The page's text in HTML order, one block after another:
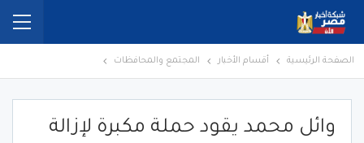
الصفحة الرئيسية أقسام الأخبار المجتمع والمحافظات
وائل محمد يقود حملة مكبرة لإزالة